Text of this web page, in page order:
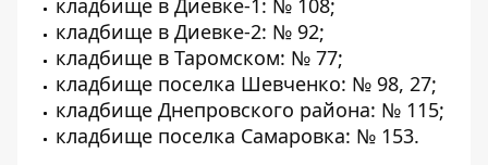
кладбище в Диевке-1: № 108;
кладбище в Диевке-2: № 92;
кладбище в Таромском: № 77;
кладбище поселка Шевченко: № 98, 27;
кладбище Днепровского района: № 115;
кладбище поселка Самаровка: № 153.